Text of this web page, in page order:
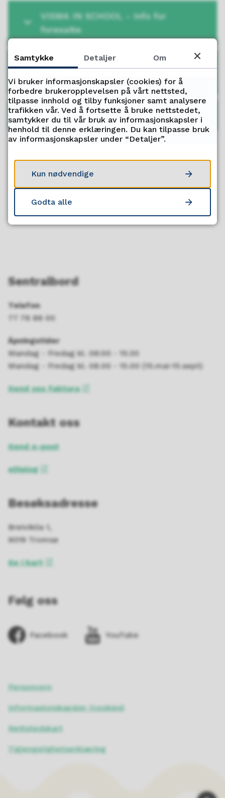
VISMA IN SCHOOL - Info for
foresatte
Informasjon til foresatte om
Elevundersøkelsen
Hvordan finner jeg kontaktlærer?
Fant du det du lette etter?
Sentralbord
Telefon
77 78 88 00
Åpningstider
Mandag - Fredag kl. 08:00 - 15:30
Mandag - Fredag kl. 08.00 - 15.00 (15.mai-15.sept)
Send oss faktura
Kontakt oss
Send e-post
eDialog
Besøksadresse
Breiviklia 1,
9019 Tromsø
Se i kart
Følg oss
Facebook YouTube
Personvern
Informasjonskapsler (cookies)
Nettstedskart
Tigjengelighetserklæring
Samtykke Detaljer Om
Vi bruker informasjonskapsler (cookies) for å
forbedre brukeropplevelsen på vårt nettsted,
tilpasse innhold og tilby funksjoner samt analysere
trafikken vår. Ved å fortsette å bruke nettstedet,
samtykker du til vår bruk av informasjonskapsler i
henhold til denne erklæringen. Du kan tilpasse bruk
av informasjonskapsler under “Detaljer”.
Kun nødvendige
Godta alle